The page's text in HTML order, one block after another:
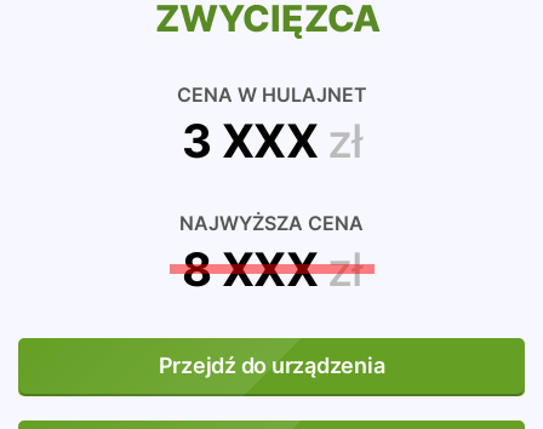
ZWYCIĘZCA
CENA W HULAJNET
3 XXX zł
NAJWYŻSZA CENA
8 XXXzł
Przejdź do urządzenia